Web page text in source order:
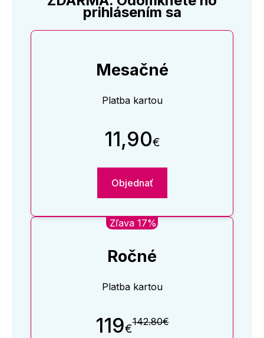
prihlásením sa
Mesačné
Platba kartou
11,90€
Objednať
Zľava 17%
Ročné
Platba kartou
119€142.80€